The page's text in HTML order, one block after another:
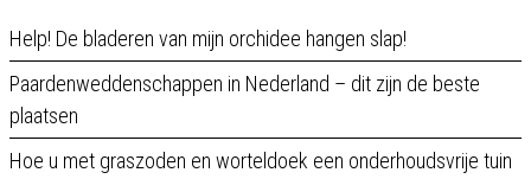
Help! De bladeren van mijn orchidee hangen slap!
Paardenweddenschappen in Nederland – dit zijn de beste
plaatsen
Hoe u met graszoden en worteldoek een onderhoudsvrije tuin